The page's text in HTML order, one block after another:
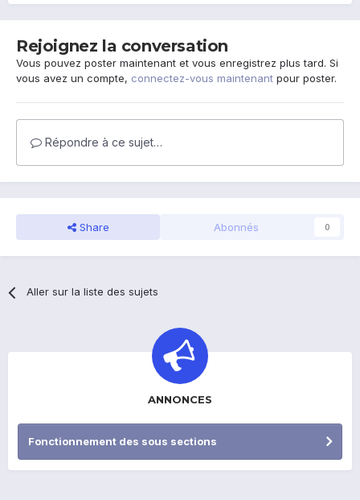
Rejoignez la conversation
Vous pouvez poster maintenant et vous enregistrez plus tard. Si
vous avez un compte, connectez-vous maintenant pour poster.
Répondre à ce sujet…
Share Abonnés 0
Aller sur la liste des sujets
ANNONCES
Fonctionnement des sous sections